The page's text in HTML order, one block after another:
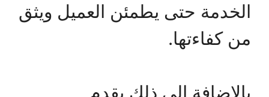
الخدمة حتى يطمئن العميل ويثق
من كفاءتها.
بالإضافة إلى ذلك يقدم